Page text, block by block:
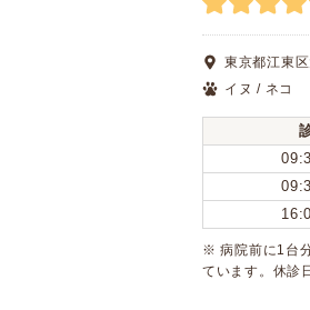
東京都江東
イヌ / ネコ
※ 病院前に1台
ています。休診